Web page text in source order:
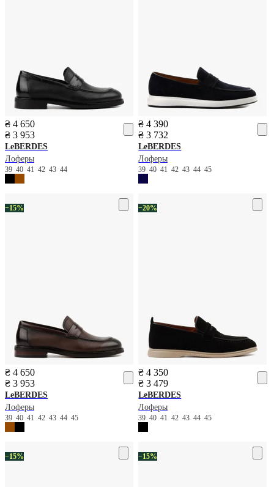
₴ 4 650
₴ 3 953
LeBERDES
Лоферы
39 40 41 42 43 44
₴ 4 390
₴ 3 732
LeBERDES
Лоферы
39404142434445
−15%
₴ 4 650
₴ 3 953
LeBERDES
Лоферы
39 40 41 42 43 44 45
−20%
₴ 4 350
₴ 3 479
LeBERDES
Лоферы
39404142434445
−15% −15%